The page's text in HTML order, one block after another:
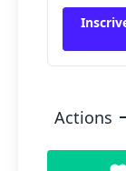
Actions